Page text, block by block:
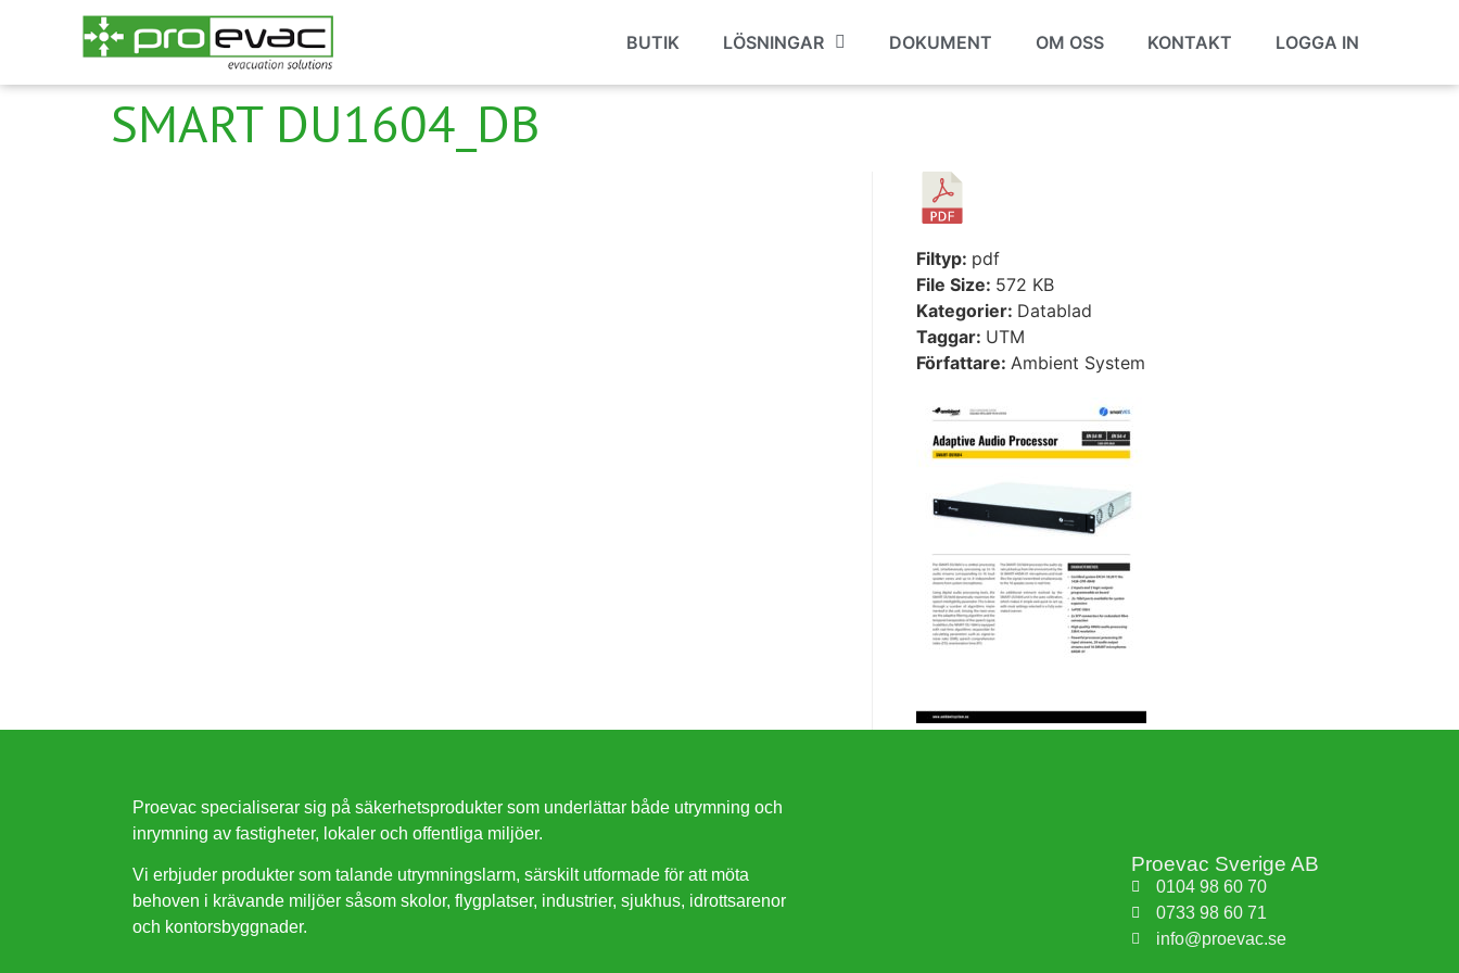
BUTIK LÖSNINGAR DOKUMENT OM OSS KONTAKT LOGGA IN
SMART DU1604_DB
Filtyp: pdf
File Size: 572 KB
Kategorier: Datablad
Taggar: UTM
Författare: Ambient System
Proevac specialiserar sig på säkerhetsprodukter som underlättar både utrymning och
inrymning av fastigheter, lokaler och offentliga miljöer.
Vi erbjuder produkter som talande utrymningslarm, särskilt utformade för att möta
behoven i krävande miljöer såsom skolor, flygplatser, industrier, sjukhus, idrottsarenor
och kontorsbyggnader.
Proevac Sverige AB
0104 98 60 70
0733 98 60 71
info@proevac.se